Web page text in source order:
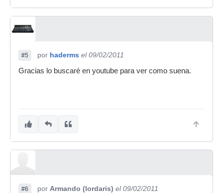
#5 por haderms el 09/02/2011
Gracias lo buscaré en youtube para ver como suena.
#6 por Armando (lordaris) el 09/02/2011